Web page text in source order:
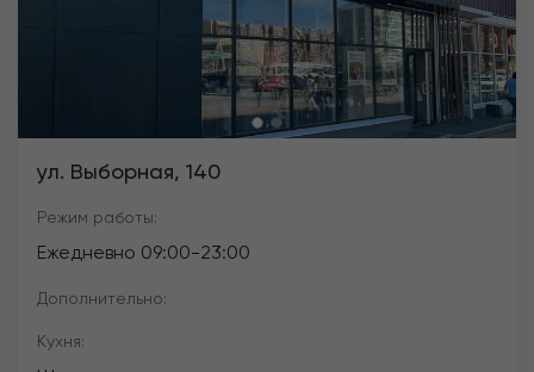
ул. Выборная, 140
Режим работы:
Ежедневно 09:00-23:00
Дополнительно:
Кухня: